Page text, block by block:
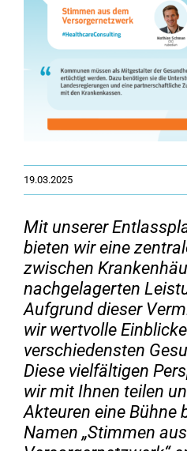
grösseres
19.03.2025
Mit unserer
bieten wir eine
zwischen
nachgelagerten
Aufgrund dieser
wir wertvolle
verschiedensten
Diese vielfältigen
wir mit Ihnen teilen
Akteuren eine Bühne
Namen „Stimmen